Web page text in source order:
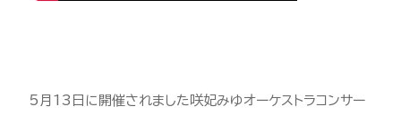
5月13日に開催されました咲妃みゆオーケストラコンサー